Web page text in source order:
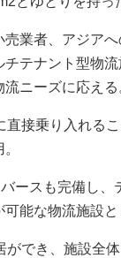
業者、アジア
テナント型物
ニーズに応える
接乗り入れる
ースも完備し
能な物流施設と
でき、施設全